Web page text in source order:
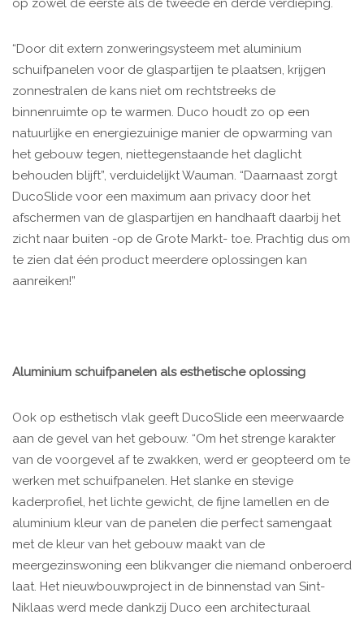
op zowel de eerste als de tweede en derde verdieping.
“Door dit extern zonweringsysteem met aluminium
schuifpanelen voor de glaspartijen te plaatsen, krijgen
zonnestralen de kans niet om rechtstreeks de
binnenruimte op te warmen. Duco houdt zo op een
natuurlijke en energiezuinige manier de opwarming van
het gebouw tegen, niettegenstaande het daglicht
behouden blijft”, verduidelijkt Wauman. “Daarnaast zorgt
DucoSlide voor een maximum aan privacy door het
afschermen van de glaspartijen en handhaaft daarbij het
zicht naar buiten -op de Grote Markt- toe. Prachtig dus om
te zien dat één product meerdere oplossingen kan
aanreiken!”
Aluminium schuifpanelen als esthetische oplossing
Ook op esthetisch vlak geeft DucoSlide een meerwaarde
aan de gevel van het gebouw. “Om het strenge karakter
van de voorgevel af te zwakken, werd er geopteerd om te
werken met schuifpanelen. Het slanke en stevige
kaderprofiel, het lichte gewicht, de fijne lamellen en de
aluminium kleur van de panelen die perfect samengaat
met de kleur van het gebouw maakt van de
meergezinswoning een blikvanger die niemand onberoerd
laat. Het nieuwbouwproject in de binnenstad van Sint-
Niklaas werd mede dankzij Duco een architecturaal